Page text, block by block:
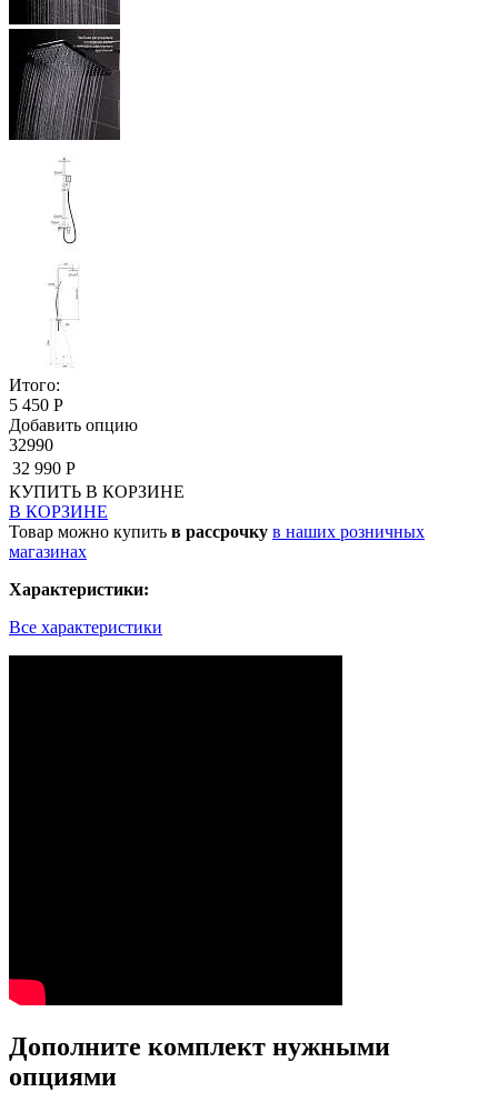
Итого:
5 450 Р
Добавить опцию
32990
32 990 Р
КУПИТЬ В КОРЗИНЕ
В КОРЗИНЕ
Товар можно купить в рассрочку в наших розничных
магазинах
Характеристики:
Все характеристики
Дополните комплект нужными
опциями